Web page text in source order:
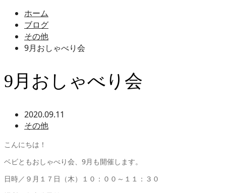
ホーム
ブログ
その他
9月おしゃべり会
9月おしゃべり会
2020.09.11
その他
こんにちは！
ベビともおしゃべり会、9月も開催します。
日時／９月１７日（木）１０：００～１１：３０